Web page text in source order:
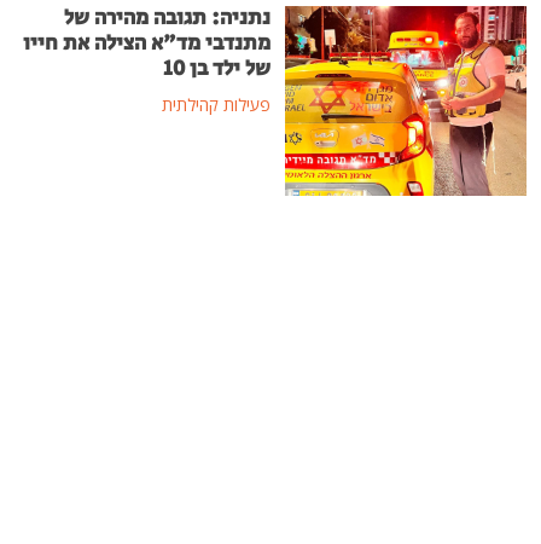
נתניה: תגובה מהירה של
מתנדבי מד"א הצילה את חייו
של ילד בן 10
פעילות קהילתית